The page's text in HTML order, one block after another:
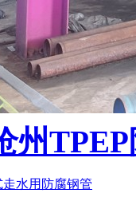
州
走水用防腐钢管